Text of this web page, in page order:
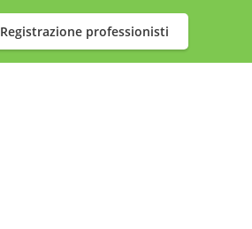
Registrazione professionisti